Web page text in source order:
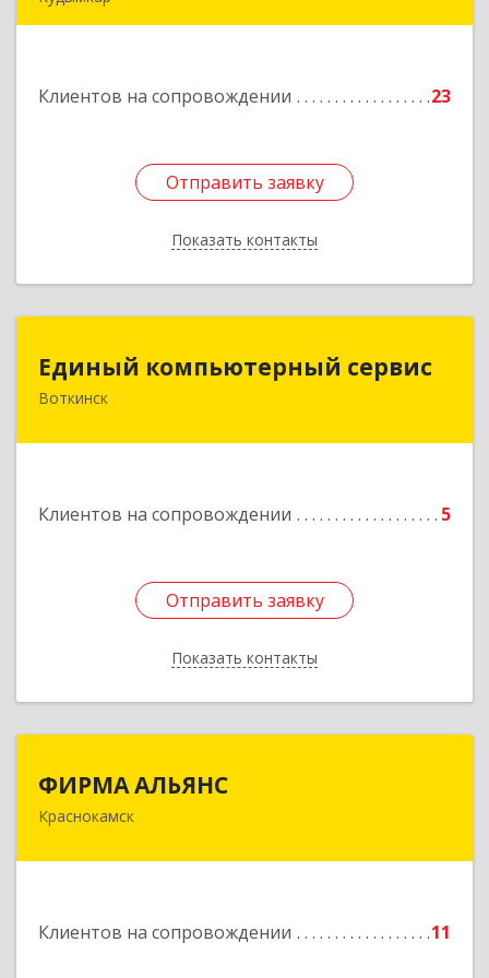
Клиентов на сопровождении 23
Отправить заявку
Показать контакты
Подробнее
Отправить заявку
Назад
Единый компьютерный сервис
Воткинск
Клиентов на сопровождении 5
Отправить заявку
Показать контакты
Единый компьютерный сервис
Отправить заявку
Назад
ФИРМА АЛЬЯНС
Краснокамск
Клиентов на сопровождении 11